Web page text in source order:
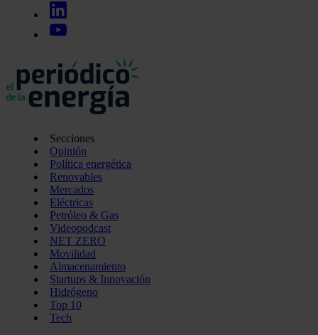
Secciones
Opinión
Política energética
Renovables
Mercados
Eléctricas
Petróleo & Gas
Videopodcast
NET ZERO
Movilidad
Almacenamiento
Startups & Innovación
Hidrógeno
Top 10
Tech